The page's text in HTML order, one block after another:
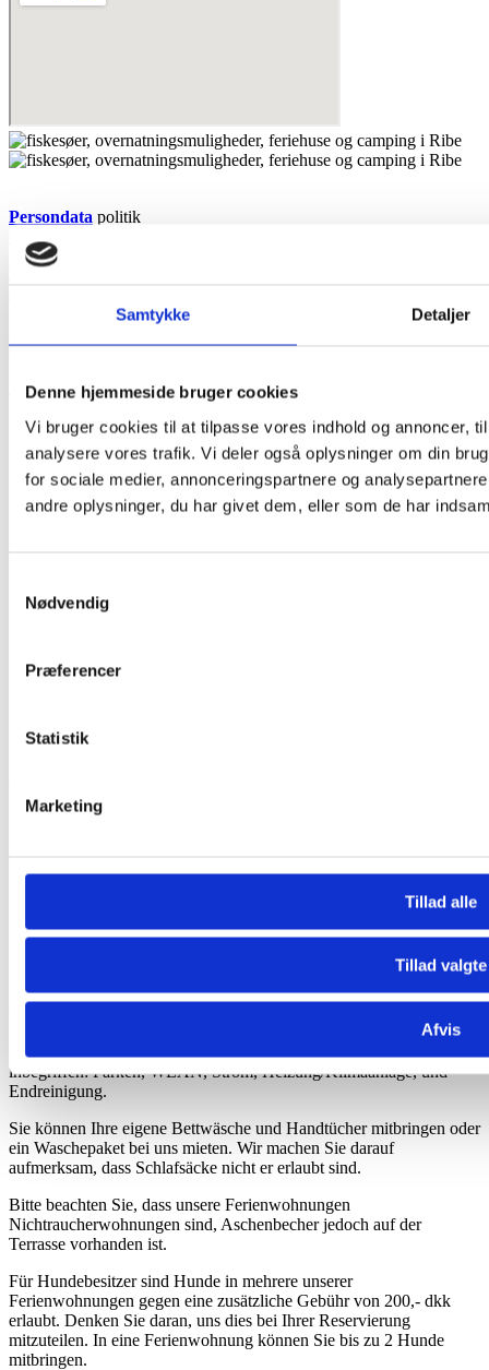
Samtykke Detaljer
Denne hjemmeside bruger cookies
Vi bruger cookies til at tilpasse vores indhold og annoncer,
analysere vores trafik. Vi deler også oplysninger om din
for sociale medier, annonceringspartnere og
andre oplysninger, du har givet dem, eller som de har
Nødvendig
Præferencer
Statistik
Marketing
Tillad alle
Tillad valgte
Afvis
Persondata politik
Datenschutz
Policy
Cookies
WebhusetBallum ApS
Ferienwohnungen
finden Sie eine Moderne Küche in offener Verbindung mit dem
Wohnzimmer sowie eine geräumige Schlafnische mit Platz für 2
für Sie auch vorhanden.
komfortablen Aufenthalt benötigen, u.a. Parkplatz, WLAN,
Fernseher, Küchenausstattung für 4 Personen, Kühlschrank, Herd
mit Backofen, Dunstabzugsaube, Kaffeemaschine, Wasserkocher,
Klimaanlange und Gasgrill. Es gibt sogar einen Schuppen mit
Wenn Sie bei uns eine Ferienhütte buchen, ist Folgendes im Preis
inbegriffen: Parken, WLAN, Strom, Heizung/Klimaanlage, und
Endreinigung.
Sie können Ihre eigene Bettwäsche und Handtücher mitbringen oder
ein Waschepaket bei uns mieten. Wir machen Sie darauf
aufmerksam, dass Schlafsäcke nicht er erlaubt sind.
Bitte beachten Sie, dass unsere Ferienwohnungen
Nichtraucherwohnungen sind, Aschenbecher jedoch auf der
Terrasse vorhanden ist.
Für Hundebesitzer sind Hunde in mehrere unserer
Ferienwohnungen gegen eine zusätzliche Gebühr von 200,- dkk
erlaubt. Denken Sie daran, uns dies bei Ihrer Reservierung
mitzuteilen. In eine Ferienwohnung können Sie bis zu 2 Hunde
mitbringen.